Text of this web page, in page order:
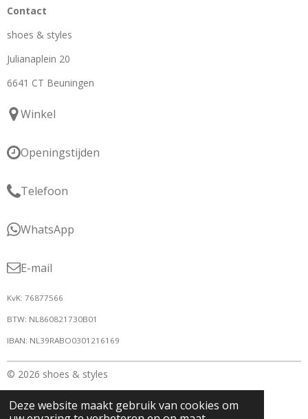
Deze website maakt gebruik van cookies om
Contact
shoes & styles
Julianaplein 20
6641 CT Beuningen
Winkel
Openingstijden
Telefoon
WhatsApp
E-mail
KvK: 76877566
BTW: NL860821730B01
IBAN: NL39RABO0301216169
© 2026 shoes & styles